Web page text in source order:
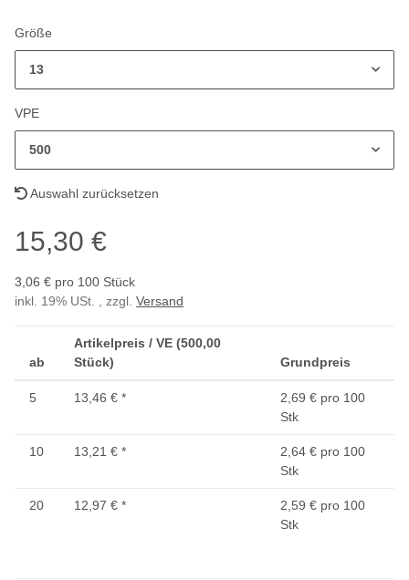
Größe
13
VPE
500
Auswahl zurücksetzen
15,30 €
3,06 € pro 100 Stück
inkl. 19% USt. , zzgl. Versand
ab
Artikelpreis / VE (500,00
Stück)
Grundpreis
5 13,46 € *
2,69 € pro 100
Stk
10 13,21 € *
2,64 € pro 100
Stk
20 12,97 € *
2,59 € pro 100
Stk